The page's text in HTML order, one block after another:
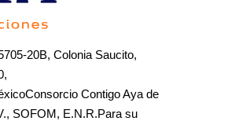
20B, Colonia Saucito,
Contigo Aya de
SOFOM, E.N.R.Para su